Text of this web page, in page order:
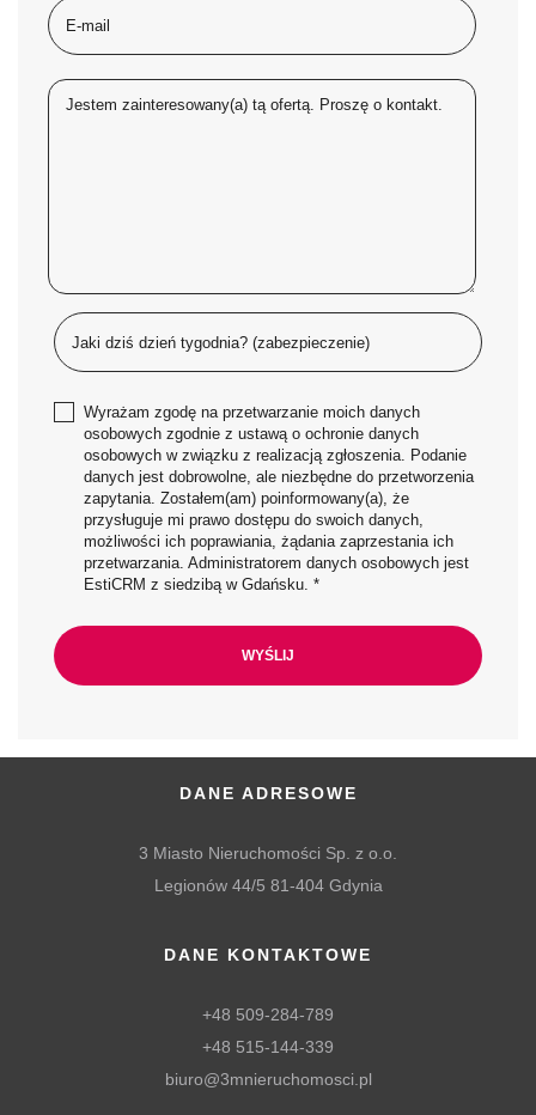
Wyrażam zgodę na przetwarzanie moich danych
osobowych zgodnie z ustawą o ochronie danych
osobowych w związku z realizacją zgłoszenia. Podanie
danych jest dobrowolne, ale niezbędne do przetworzenia
zapytania. Zostałem(am) poinformowany(a), że
przysługuje mi prawo dostępu do swoich danych,
możliwości ich poprawiania, żądania zaprzestania ich
przetwarzania. Administratorem danych osobowych jest
EstiCRM z siedzibą w Gdańsku. *
DANE ADRESOWE
3 Miasto Nieruchomości Sp. z o.o.
Legionów 44/5 81-404 Gdynia
DANE KONTAKTOWE
+48 509-284-789
+48 515-144-339
biuro@3mnieruchomosci.pl